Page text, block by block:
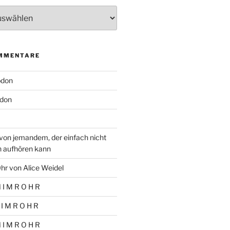
jemandem, der einfach nicht
aufhören kann
von Alice Weidel
I M R O H R
M R O H R
I M R O H R